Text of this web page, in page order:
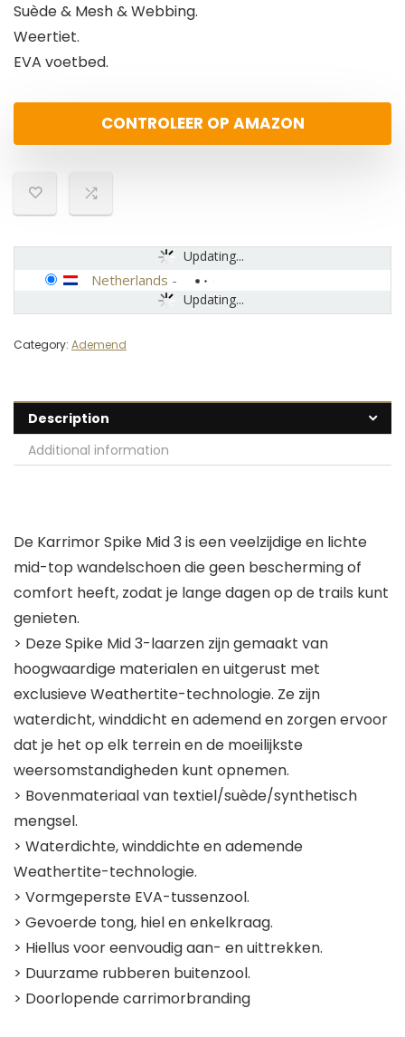
Suède & Mesh & Webbing.
Weertiet.
EVA voetbed.
CONTROLEER OP AMAZON
Updating...
Updating...
Netherlands -
Category: Ademend
Description
Additional information
De Karrimor Spike Mid 3 is een veelzijdige en lichte
mid-top wandelschoen die geen bescherming of
comfort heeft, zodat je lange dagen op de trails kunt
genieten.
> Deze Spike Mid 3-laarzen zijn gemaakt van
hoogwaardige materialen en uitgerust met
exclusieve Weathertite-technologie. Ze zijn
waterdicht, winddicht en ademend en zorgen ervoor
dat je het op elk terrein en de moeilijkste
weersomstandigheden kunt opnemen.
> Bovenmateriaal van textiel/suède/synthetisch
mengsel.
> Waterdichte, winddichte en ademende
Weathertite-technologie.
> Vormgeperste EVA-tussenzool.
> Gevoerde tong, hiel en enkelkraag.
> Hiellus voor eenvoudig aan- en uittrekken.
> Duurzame rubberen buitenzool.
> Doorlopende carrimorbranding